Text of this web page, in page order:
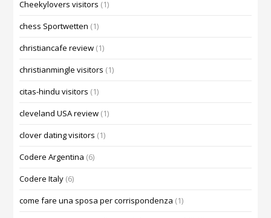
Cheekylovers visitors (1)
chess Sportwetten (1)
christiancafe review (1)
christianmingle visitors (1)
citas-hindu visitors (1)
cleveland USA review (1)
clover dating visitors (1)
Codere Argentina (6)
Codere Italy (6)
come fare una sposa per corrispondenza (1)